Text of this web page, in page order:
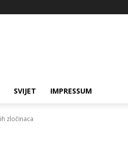
SVIJET IMPRESSUM
zločinaca